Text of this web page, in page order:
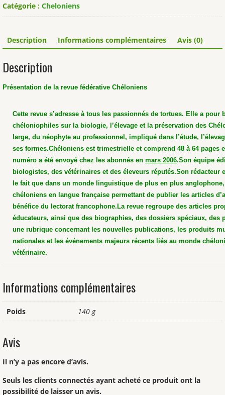
Catégorie : Cheloniens
Description Informations complémentaires Avis (0)
Description
Présentation de la revue fédérative Chéloniens
Cette revue s’adresse à tous les passionnés de tortues. Elle a
chéloniophiles sur la biologie, l’élevage et la préservation des
large, du néophyte au professionnel, impliqué dans l’étude,
ses formes.Chéloniens est trimestrielle et comprend 48 à 64 pages
numéro a été envoyé chez les abonnés en mars 2006.Son équipe
biologistes, des vétérinaires et des éleveurs réputés.Son rédacteur
le fait que dans un monde linguistique de plus en plus
chéloniens en langue française permettant de publier les articles
bénéfice du lectorat francophone. La revue regroupe des articles
éducateurs, ainsi que des biographies, des dossiers spéciaux, des
une rubrique concernant les nouvelles publications, les produits
nationales et les événements majeurs récents liés au monde
vétérinaire.
Informations complémentaires
Poids 140 g
Avis
Il n’y a pas encore d’avis.
Seuls les clients connectés ayant acheté ce produit ont la
possibilité de laisser un avis.